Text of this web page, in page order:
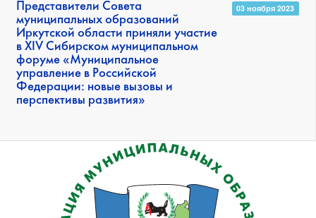
Представители Совета
муниципальных образований
Иркутской области приняли участие
в ХIV Сибирском муниципальном
форуме «Муниципальное
управление в Российской
Федерации: новые вызовы и
перспективы развития»
03 ноября 2023